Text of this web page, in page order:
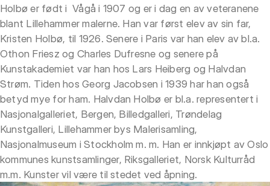
Holbø er født i Vågå i 1907 og er i dag en av veteranene
blant Lillehammer malerne. Han var først elev av sin far,
Kristen Holbø, til 1926. Senere i Paris var han elev av bl.a.
Othon Friesz og Charles Dufresne og senere på
Kunstakademiet var han hos Lars Heiberg og Halvdan
Strøm. Tiden hos Georg Jacobsen i 1939 har han også
betyd mye for ham. Halvdan Holbø er bl.a. representert i
Nasjonalgalleriet, Bergen, Billedgalleri, Trøndelag
Kunstgalleri, Lillehammer bys Malerisamling,
Nasjonalmuseum i Stockholm m. m. Han er innkjøpt av Oslo
kommunes kunstsamlinger, Riksgalleriet, Norsk Kulturråd
m.m. Kunster vil være til stedet ved åpning.